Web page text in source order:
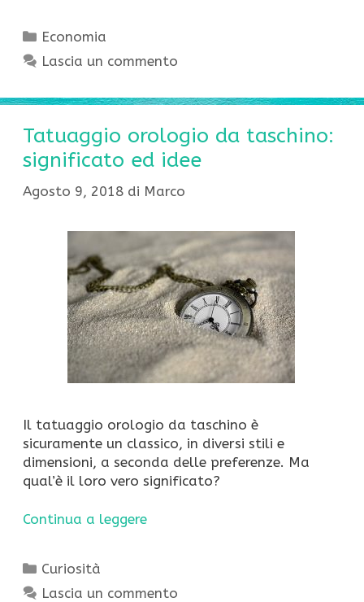
Categorie
Economia
Lascia un commento
Tatuaggio orologio da taschino:
significato ed idee
Agosto 9, 2018 di Marco
Il tatuaggio orologio da taschino è
sicuramente un classico, in diversi stili e
dimensioni, a seconda delle preferenze. Ma
qual’è il loro vero significato?
Continua a leggere
Categorie
Curiosità
Lascia un commento